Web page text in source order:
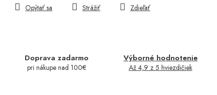
Doprava zadarmo
pri nákupe nad 100€
Výborné hodnotenie
Až 4,9 z 5 hviezdičiek
Opýtať sa Strážiť Zdieľať